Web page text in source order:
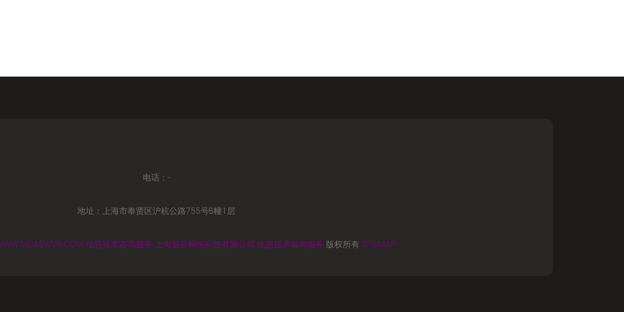
电话：-
地址：上海市奉贤区沪杭公路755号8幢1层
信息技术咨询服务 上海氨芬网络科技有限公司 信息技术咨询服务 版权所有 SITEMAP